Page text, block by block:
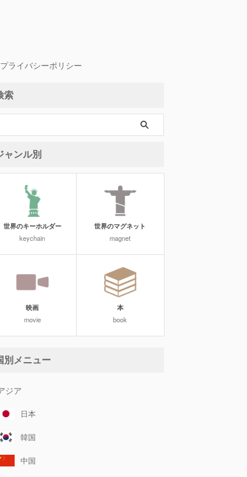
プライバシーポリシー
索
ャンル別
世界のキーホルダー
keychain
世界のマグネット
magnet
映画
movie
本
book
別メニュー
ジア
日本
韓国
中国